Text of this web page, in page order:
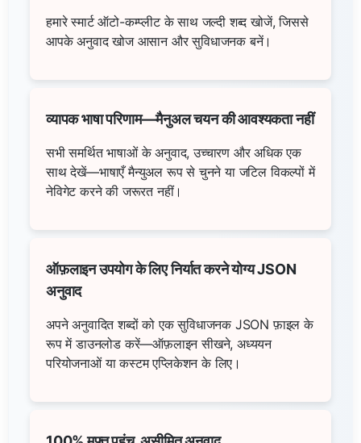
हमारे स्मार्ट ऑटो-कम्प्लीट के साथ जल्दी शब्द खोजें, जिससे
आपके अनुवाद खोज आसान और सुविधाजनक बनें।
व्यापक भाषा परिणाम—मैनुअल चयन की आवश्यकता नहीं
सभी समर्थित भाषाओं के अनुवाद, उच्चारण और अधिक एक
साथ देखें—भाषाएँ मैन्युअल रूप से चुनने या जटिल विकल्पों में
नेविगेट करने की जरूरत नहीं।
ऑफ़लाइन उपयोग के लिए निर्यात करने योग्य JSON
अनुवाद
अपने अनुवादित शब्दों को एक सुविधाजनक JSON फ़ाइल के
रूप में डाउनलोड करें—ऑफ़लाइन सीखने, अध्ययन
परियोजनाओं या कस्टम एप्लिकेशन के लिए।